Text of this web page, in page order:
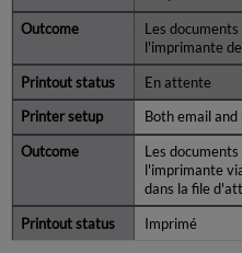
Les
l'imprimante
En attente
Both email
Les
l'imprimante
dans la file
Imprimé